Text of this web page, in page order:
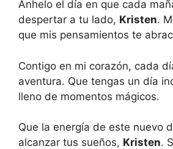
Anhelo el día en que cada
despertar a tu lado, Kristen.
que mis pensamientos te
Contigo en mi corazón, cada
aventura. Que tengas un día
lleno de momentos mágicos.
Que la energía de este nuevo
alcanzar tus sueños, Kristen.